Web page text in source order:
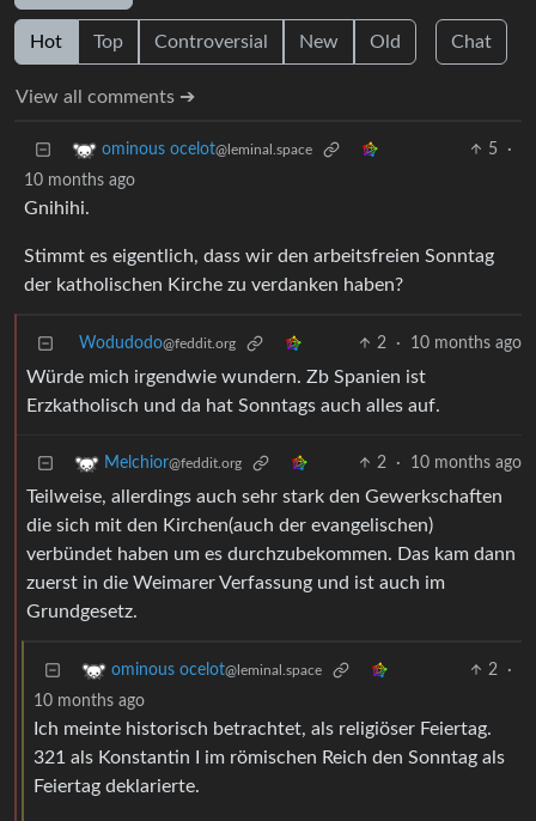
Hot Top Controversial New Old Chat
View all comments ➔
ominous ocelot@leminal.space 5
·
10 months ago
Gnihihi.
Stimmt es eigentlich, dass wir den arbeitsfreien Sonntag
der katholischen Kirche zu verdanken haben?
Wodudodo@feddit.org 2 · 10 months ago
Würde mich irgendwie wundern. Zb Spanien ist
Erzkatholisch und da hat Sonntags auch alles auf.
Melchior@feddit.org 2 · 10 months ago
Teilweise, allerdings auch sehr stark den Gewerkschaften
die sich mit den Kirchen(auch der evangelischen)
verbündet haben um es durchzubekommen. Das kam dann
zuerst in die Weimarer Verfassung und ist auch im
Grundgesetz.
ominous ocelot@leminal.space 2
·
10 months ago
Ich meinte historisch betrachtet, als religiöser Feiertag.
321 als Konstantin I im römischen Reich den Sonntag als
Feiertag deklarierte.